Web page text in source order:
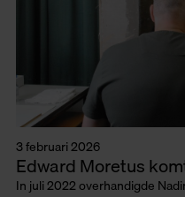
3 februari 2026
Edward Moretus
In juli 2022 overhandigde